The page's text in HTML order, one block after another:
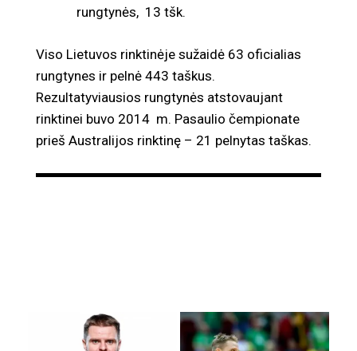
rungtynės, 13 tšk.
Viso Lietuvos rinktinėje sužaidė 63 oficialias
rungtynes ir pelnė 443 taškus.
Rezultatyviausios rungtynės atstovaujant
rinktinei buvo 2014 m. Pasaulio čempionate
prieš Australijos rinktinę – 21 pelnytas taškas.